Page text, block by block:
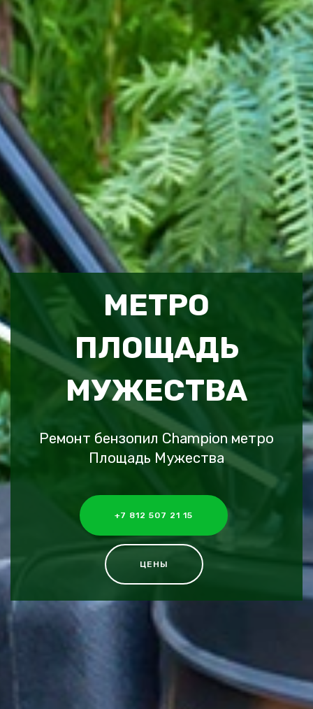
МЕТРО
ПЛОЩАДЬ
МУЖЕСТВА
Ремонт бензопил Champion метро
Площадь Мужества
+7 812 507 21 15
ЦЕНЫ